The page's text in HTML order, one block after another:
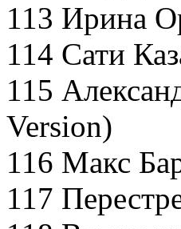
113 Ирина
114 Сати
115
Version)
116 Макс
117